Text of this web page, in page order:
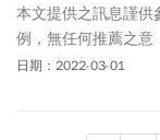
本文提供之訊息謹供
例，無任何推薦之意
供訂閱戶本人使用，
日期：2022-03-01